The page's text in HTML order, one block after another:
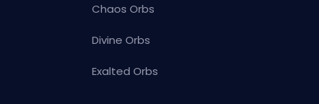
Chaos Orbs
Divine Orbs
Exalted Orbs